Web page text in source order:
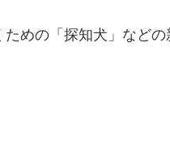
めの「探知犬」などの